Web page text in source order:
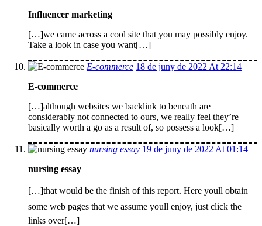
Influencer marketing
[…]we came across a cool site that you may possibly enjoy.
Take a look in case you want[…]
E-commerce 18 de juny de 2022 At 22:14
E-commerce
[…]although websites we backlink to beneath are
considerably not connected to ours, we really feel they’re
basically worth a go as a result of, so possess a look[…]
nursing essay 19 de juny de 2022 At 01:14
nursing essay
[…]that would be the finish of this report. Here youll obtain
some web pages that we assume youll enjoy, just click the
links over[…]